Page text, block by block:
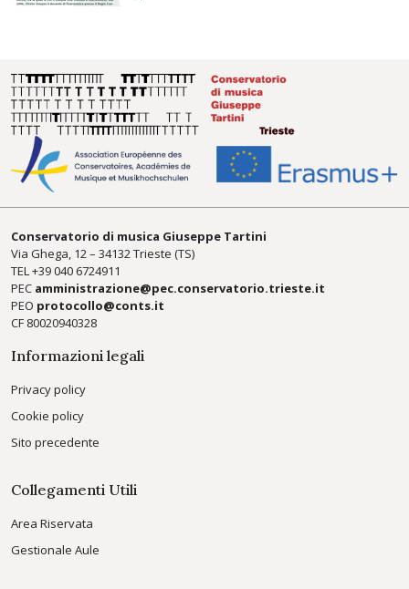
Conservatorio di musica Giuseppe Tartini
Via Ghega, 12 – 34132 Trieste (TS)
TEL +39040 6724911
PEC amministrazione@pec.conservatorio.trieste.it
PEO protocollo@conts.it
CF 80020940328
Informazioni legali
Privacy policy
Cookie policy
Sito precedente
Collegamenti Utili
Area Riservata
Gestionale Aule